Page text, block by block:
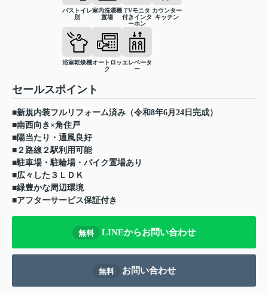
バストイレ
別
室内洗濯機
置場
TVモニタ
付きインタ
ーホン
カウンター
キッチン
浴室乾燥機オートロッ
ク
エレベータ
ー
セールスポイント
■新規内装フルリフォーム済み（令和8年6月24日完成）
■南西向き×角住戸
■陽当たり・通風良好
■２路線２駅利用可能
■駐車場・駐輪場・バイク置場あり
■広々した３ＬＤＫ
■緑豊かな周辺環境
■アフターサービス保証付き
無料 LINEからお問い合わせ
無料 お問い合わせ